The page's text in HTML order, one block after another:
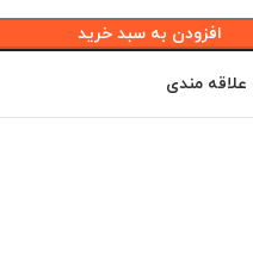
افزودن به سبد خرید
علاقه مندی